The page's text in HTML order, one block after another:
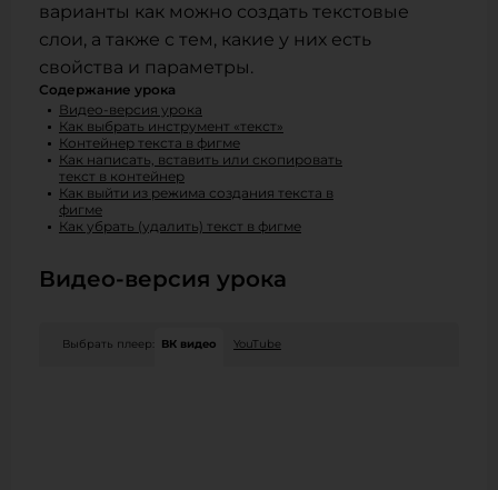
варианты как можно создать текстовые
слои, а также с тем, какие у них есть
свойства и параметры.
Содержание урока
Видео-версия урока
Как выбрать инструмент «текст»
Контейнер текста в фигме
Как написать, вставить или скопировать
текст в контейнер
Как выйти из режима создания текста в
фигме
Как убрать (удалить) текст в фигме
Видео-версия урока
Выбрать плеер: ВК видео YouTube